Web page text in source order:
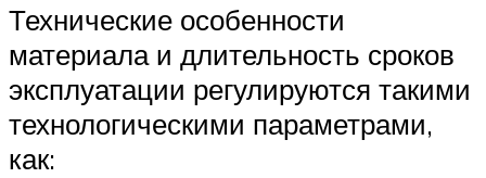
Технические особенности
материала и длительность сроков
эксплуатации регулируются такими
технологическими параметрами,
как: